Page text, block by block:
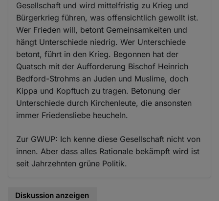
Gesellschaft und wird mittelfristig zu Krieg und
Bürgerkrieg führen, was offensichtlich gewollt ist.
Wer Frieden will, betont Gemeinsamkeiten und
hängt Unterschiede niedrig. Wer Unterschiede
betont, führt in den Krieg. Begonnen hat der
Quatsch mit der Aufforderung Bischof Heinrich
Bedford-Strohms an Juden und Muslime, doch
Kippa und Kopftuch zu tragen. Betonung der
Unterschiede durch Kirchenleute, die ansonsten
immer Friedensliebe heucheln.
Zur GWUP: Ich kenne diese Gesellschaft nicht von
innen. Aber dass alles Rationale bekämpft wird ist
seit Jahrzehnten grüne Politik.
Diskussion anzeigen